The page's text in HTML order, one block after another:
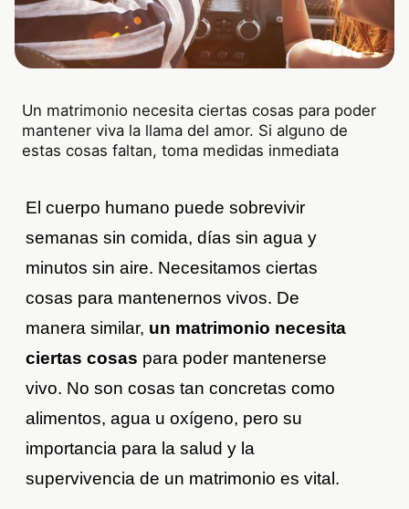
Un matrimonio necesita ciertas cosas para poder
mantener viva la llama del amor. Si alguno de
estas cosas faltan, toma medidas inmediata
El cuerpo humano puede sobrevivir
semanas sin comida, días sin agua y
minutos sin aire. Necesitamos ciertas
cosas para mantenernos vivos. De
manera similar, un matrimonio necesita
ciertas cosas para poder mantenerse
vivo. No son cosas tan concretas como
alimentos, agua u oxígeno, pero su
importancia para la salud y la
supervivencia de un matrimonio es vital.